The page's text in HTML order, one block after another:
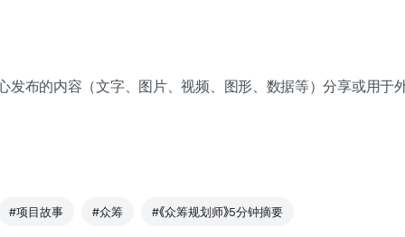
发布的内容（文字、图片、视频、图形、数据等）分享或用于
#项目故事 #众筹 #《众筹规划师》5分钟摘要